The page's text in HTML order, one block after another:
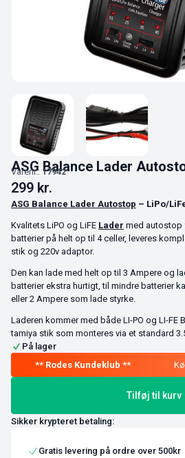
ASG Balance Lader
Varenr.: 17942
299 kr.
ASG Balance Lader Autostop – LiPo/
Kvalitets LiPO og LiFE Lader med autostop
batterier på helt op til 4 celler, leveres
stik og 220v adaptor.
Den kan lade med helt op til 3 Ampere og
batterier ekstra hurtigt, til mindre batterier
eller 2 Ampere som lade styrke.
Laderen kommer med både LI-PO og LI-FE
tamiya stik som monteres via et standard
På lager
Tilføj til kurv
Sikker krypteret betaling:
Gratis levering på ordre over 500kr